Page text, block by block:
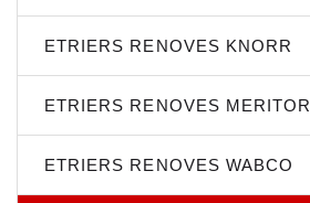
ETRIERS RENOVES KNORR
ETRIERS RENOVES MERITOR
ETRIERS RENOVES WABCO